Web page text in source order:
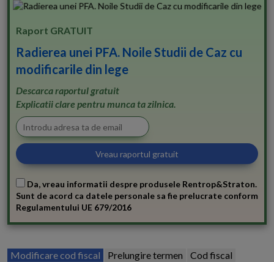
Raport GRATUIT
Radierea unei PFA. Noile Studii de Caz cu
modificarile din lege
Descarca raportul gratuit
Explicatii clare pentru munca ta zilnica.
Da, vreau informatii despre produsele Rentrop&Straton.
Sunt de acord ca datele personale sa fie prelucrate conform
Regulamentului UE 679/2016
Modificare cod fiscal Prelungire termen Cod fiscal